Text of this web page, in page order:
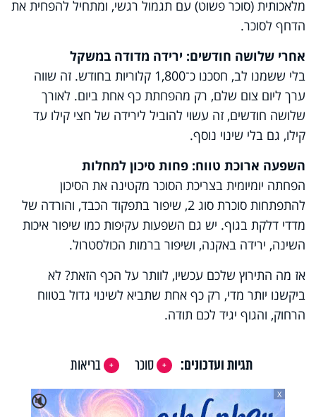
מלאכותית (סוכר פשוט) עם תגמול רגשי, ומתחיל להפחית את
הדחף לסוכר.
אחרי שלושה חודשים: ירידה מדודה במשקל
בלי ששמנו לב, חסכנו כ־1,800 קלוריות בחודש. זה שווה
ערך ליום צום שלם, רק מהפחתת כף אחת ביום. לאורך
שלושה חודשים, זה עשוי להוביל לירידה של חצי קילו עד
קילו, גם בלי שינוי נוסף.
השפעה ארוכת טווח: פחות סיכון למחלות
הפחתה יומיומית בצריכת הסוכר מקטינה את הסיכון
להתפתחות סוכרת סוג 2, שיפור בתפקוד הכבד, והורדה של
מדדי דלקת בגוף. יש גם השפעות עקיפות כמו שיפור איכות
השינה, ירידה באקנה, ושיפור ברמות הכולסטרול.
אז מה התירוץ שלכם עכשיו, לוותר על הכף הזאת? לא
ביקשנו יותר מדי, רק כף אחת שתביא לשינוי גדול בטווח
הרחוק, והגוף יגיד לכם תודה.
תגיות ועדכונים: סוכר
בריאות
🔇
X